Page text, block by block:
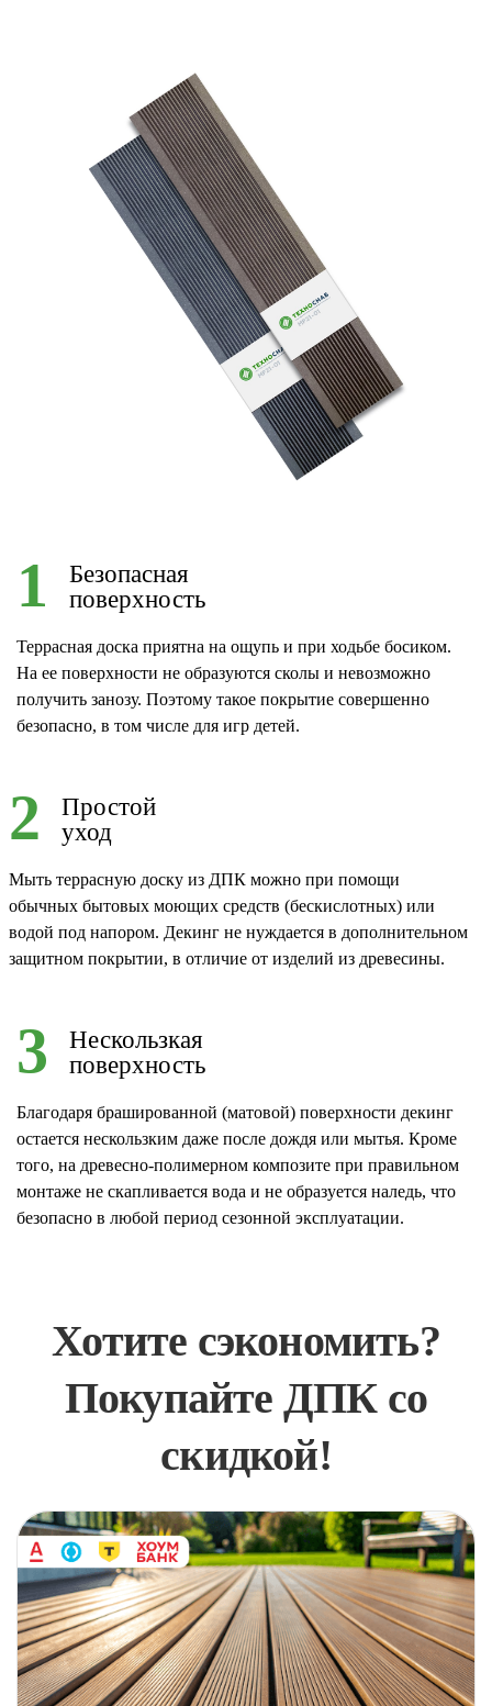
1
Безопасная
поверхность
Террасная доска приятна на ощупь и при ходьбе босиком.
На ее поверхности не образуются сколы и невозможно
получить занозу. Поэтому такое покрытие совершенно
безопасно, в том числе для игр детей.
2
Простой
уход
Мыть террасную доску из ДПК можно при помощи
обычных бытовых моющих средств (бескислотных) или
водой под напором. Декинг не нуждается в дополнительном
защитном покрытии, в отличие от изделий из древесины.
3
Нескользкая
поверхность
Благодаря брашированной (матовой) поверхности декинг
остается нескользким даже после дождя или мытья. Кроме
того, на древесно-полимерном композите при правильном
монтаже не скапливается вода и не образуется наледь, что
безопасно в любой период сезонной эксплуатации.
Хотите сэкономить?
Покупайте ДПК со
скидкой!